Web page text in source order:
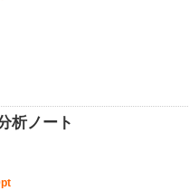
析ノート